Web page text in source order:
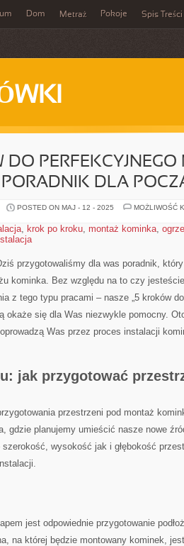
Dom Metraż Pokoje Spis Treści
DO
DLA
POSTED ON MAJ - 12 - 2025
MOŻLIWOŚĆ
, krok po kroku, montaż kominka,
przygotowaliśmy dla was poradnik,
kominka. Bez względu na to czy
z tego typu pracami⁤ – nasze „5 kroków
okaże się dla Was niezwykle pomocny.
Was przez proces instalacji
jak przygotować
przestrzeni pod montaż
‌gdzie planujemy umieścić nasze nowe
szerokość, wysokość jak i głębokość
jest odpowiednie przygotowanie
na której będzie‌ montowany kominek,